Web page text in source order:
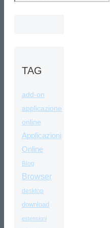
TAG
add-on
applicazione
online
Applicazioni
Online
Blog
Browser
desktop
download
estensioni